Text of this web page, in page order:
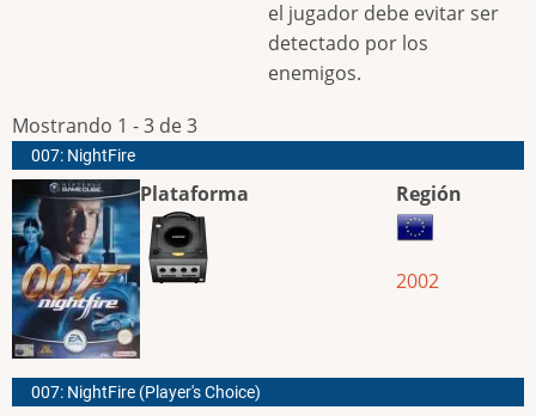
el jugador debe evitar ser
detectado por los
enemigos.
Mostrando 1 - 3 de 3
007: NightFire
Plataforma Región
2002
007: NightFire (Player's Choice)